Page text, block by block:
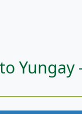
Yungay